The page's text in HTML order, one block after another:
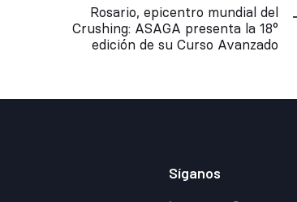
Rosario, epicentro mundial del
Crushing: ASAGA presenta la 18°
edición de su Curso Avanzado
Síganos